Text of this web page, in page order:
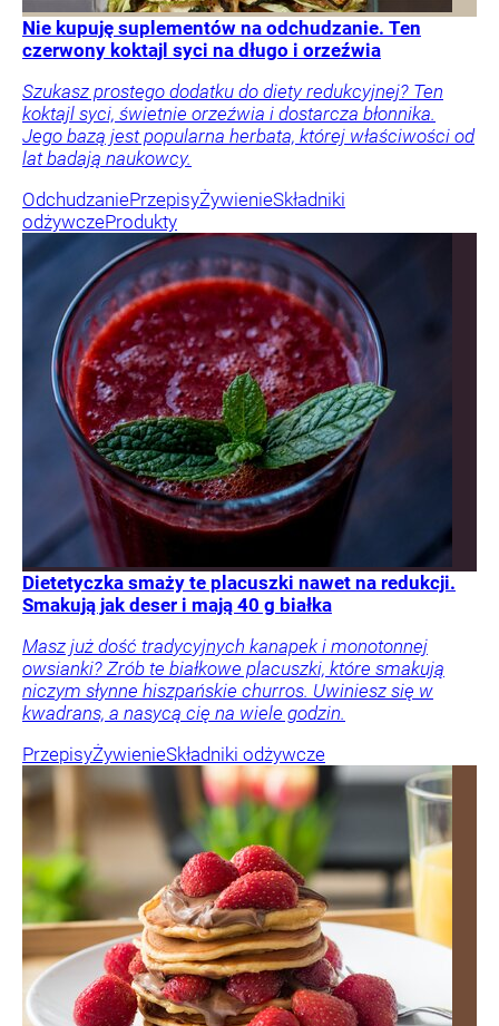
Nie kupuję suplementów na odchudzanie. Ten
czerwony koktajl syci na długo i orzeźwia
Szukasz prostego dodatku do diety redukcyjnej? Ten
koktajl syci, świetnie orzeźwia i dostarcza błonnika.
Jego bazą jest popularna herbata, której właściwości od
lat badają naukowcy.
OdchudzaniePrzepisyŻywienieSkładniki
odżywczeProdukty
Dietetyczka smaży te placuszki nawet na redukcji.
Smakują jak deser i mają 40 g białka
Masz już dość tradycyjnych kanapek i monotonnej
owsianki? Zrób te białkowe placuszki, które smakują
niczym słynne hiszpańskie churros. Uwiniesz się w
kwadrans, a nasycą cię na wiele godzin.
PrzepisyŻywienieSkładniki odżywcze